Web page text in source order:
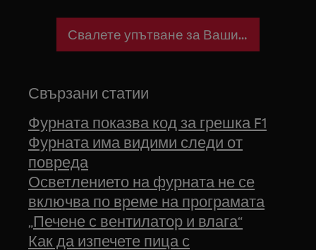
Свалете упътване за Вашия уред
Свързани статии
Фурната показва код за грешка F1
Фурната има видими следи от
повреда
Осветлението на фурната не се
включва по време на програмата
„Печене с вентилатор и влага“
Как да изпечете пица с